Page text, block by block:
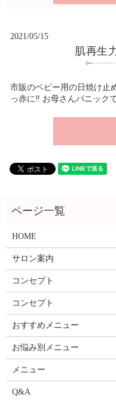
2021/05/15
肌再生
市販のベビー用の日焼け止
っ赤に‼️ お母さんパニック
HOME
サロン案内
コンセプト
コンセプト
おすすめメニュー
お悩み別メニュー
メニュー
Q&A